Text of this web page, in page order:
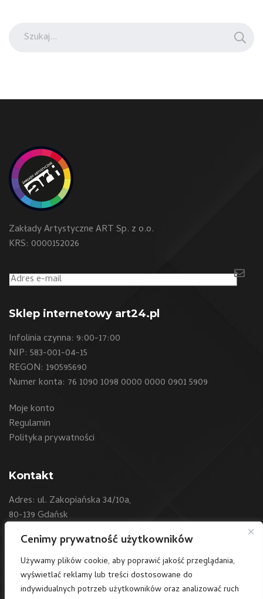
Cenimy prywatność użytkowników
Używamy plików cookie, aby poprawić jakość przeglądania,
wyświetlać reklamy lub treści dostosowane do
indywidualnych potrzeb użytkowników oraz analizować ruch
Szukaj:
Zakłady Artystyczne ART Sp. z o.o.
KRS: 0000152026
Sklep internetowy art24.pl
Infolinia czynna: 9:00-17:00
NIP: 583-001-04-15
REGON: 190595690
Numer konta: 76 1090 1098 0000 0000 0901 5909
Moje konto
Regulamin
Polityka prywatności
Kontakt
Adres: ul. Zakopiańska 34/10a,
80-139 Gdańsk
Telefon:+48 604 550 500
E-mail:sklep@art24.pl
/art24polska